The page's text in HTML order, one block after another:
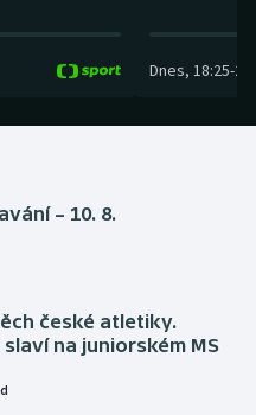
Dnes, 18:25-
– 10. 8.
české atletiky.
na juniorském MS